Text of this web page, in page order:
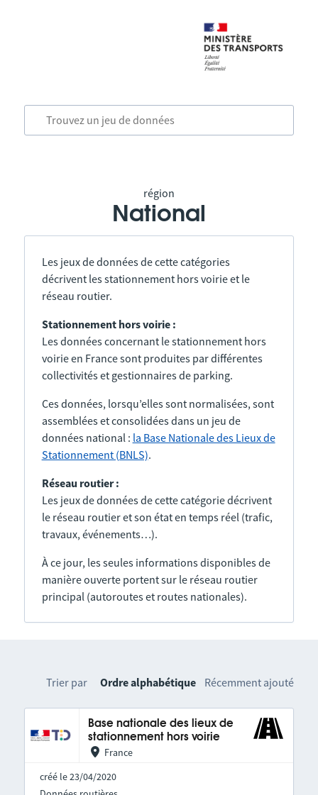
région
National
Les jeux de données de cette catégories
décrivent les stationnement hors voirie et le
réseau routier.
Stationnement hors voirie :
Les données concernant le stationnement hors
voirie en France sont produites par différentes
collectivités et gestionnaires de parking.
Ces données, lorsqu’elles sont normalisées, sont
assemblées et consolidées dans un jeu de
données national : la Base Nationale des Lieux de
Stationnement (BNLS).
Réseau routier :
Les jeux de données de cette catégorie décrivent
le réseau routier et son état en temps réel (trafic,
travaux, événements…).
À ce jour, les seules informations disponibles de
manière ouverte portent sur le réseau routier
principal (autoroutes et routes nationales).
Trier par Ordre alphabétique Récemment ajouté
Base nationale des lieux de
stationnement hors voirie
France
créé le 23/04/2020